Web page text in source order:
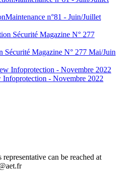
n°81 - Juin/Juillet
Sécurité Magazine N° 277 Mai/Juin
- Novembre 2022
can be reached at